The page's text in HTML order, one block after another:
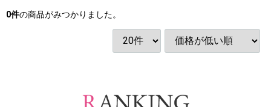
0件の商品がみつかりました。